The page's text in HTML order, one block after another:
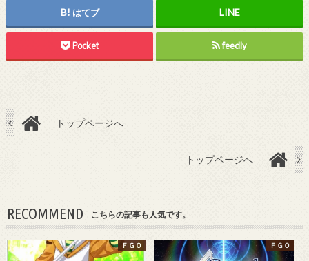
はてブ
Pocket feedly
トップページへ
トップページへ
RECOMMEND こちらの記事も人気です。
ＦＧＯ ＦＧＯ